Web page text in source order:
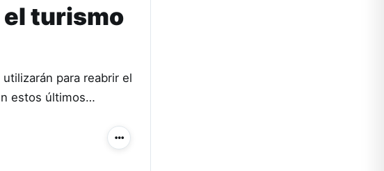
el turismo
para reabrir el
estos últimos…
Más acciones